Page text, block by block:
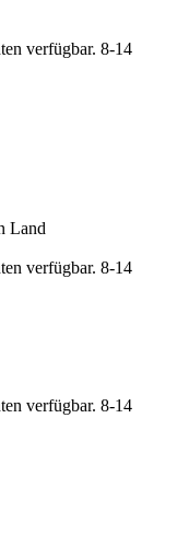
8-14
Land
8-14
8-14